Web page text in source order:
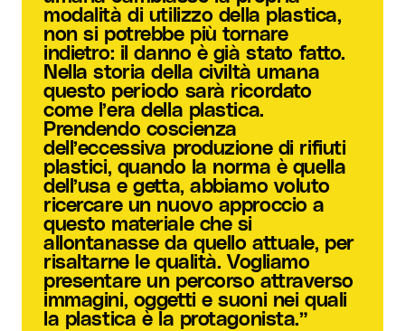
modalità di utilizzo della plastica,
non si potrebbe più tornare
indietro: il danno è già stato fatto.
Nella storia della civiltà umana
questo periodo sarà ricordato
come l’era della plastica.
Prendendo coscienza
dell’eccessiva produzione di rifiuti
plastici, quando la norma è quella
dell’usa e getta, abbiamo voluto
ricercare un nuovo approccio a
questo materiale che si
allontanasse da quello attuale, per
risaltarne le qualità. Vogliamo
presentare un percorso attraverso
immagini, oggetti e suoni nei quali
la plastica è la protagonista.”